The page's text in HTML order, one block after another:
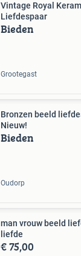
Vintage Royal
Liefdespaar
Bieden
Grootegast
Bronzen beeld
Nieuw!
Bieden
Oudorp
man vrouw beeld
liefde
€ 75,00